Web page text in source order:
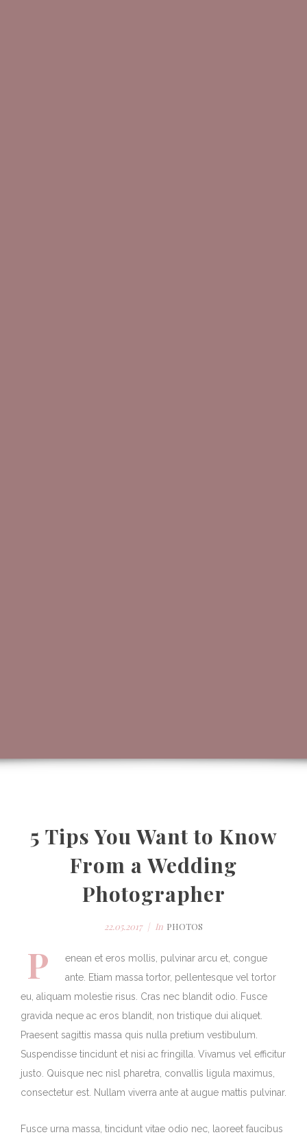
5 Tips You Want to Know
From a Wedding
Photographer
22.05.2017 In PHOTOS
P
enean et eros mollis, pulvinar arcu et, congue
ante. Etiam massa tortor, pellentesque vel tortor
eu, aliquam molestie risus. Cras nec blandit odio. Fusce
gravida neque ac eros blandit, non tristique dui aliquet.
Praesent sagittis massa quis nulla pretium vestibulum.
Suspendisse tincidunt et nisi ac fringilla. Vivamus vel efficitur
justo. Quisque nec nisl pharetra, convallis ligula maximus,
consectetur est. Nullam viverra ante at augue mattis pulvinar.
Fusce urna massa, tincidunt vitae odio nec, laoreet faucibus